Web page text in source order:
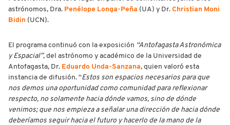
astrónomos, Dra. Penélope Longa-Peña (UA) y Dr. Christian Moni
Bidin (UCN).
El programa continuó con la exposición “Antofagasta Astronómica
y Espacial”, del astrónomo y académico de la Universidad de
Antofagasta, Dr. Eduardo Unda-Sanzana, quien valoró esta
instancia de difusión. “Estos son espacios necesarios para que
nos demos una oportunidad como comunidad para reflexionar
respecto, no solamente hacia dónde vamos, sino de dónde
venimos; que nos empieza a señalar una dirección de hacia dónde
deberíamos seguir hacia el futuro y hacerlo de la mano de la